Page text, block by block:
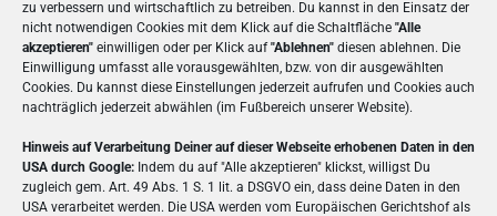
zu verbessern und wirtschaftlich zu betreiben. Du kannst in den Einsatz der
nicht notwendigen Cookies mit dem Klick auf die Schaltfläche "Alle
akzeptieren" einwilligen oder per Klick auf"Ablehnen" diesen ablehnen. Die
Einwilligung umfasst alle vorausgewählten, bzw. von dir ausgewählten
Cookies. Du kannst diese Einstellungen jederzeit aufrufen und Cookies auch
nachträglich jederzeit abwählen (im Fußbereich unserer Website).
Hinweis auf Verarbeitung Deiner auf dieser Webseite erhobenen Daten in den
USA durch Google: Indem du auf "Alle akzeptieren" klickst, willigst Du
zugleich gem. Art. 49 Abs. 1 S. 1 lit. a DSGVO ein, dass deine Daten in den
USA verarbeitet werden. Die USA werden vom Europäischen Gerichtshof als
ZUSÄTZLICHE INFORMATIONEN
Die Panorama-Postkarte
bietet ein besonders
breites Format, ideal für Panoramafotos oder
kreative Layouts. Du kannst sie online selbst
gestalten: eigene Bilder hochladen, Texte einfügen